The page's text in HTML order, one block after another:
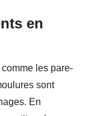
en
les pare-
sont
En